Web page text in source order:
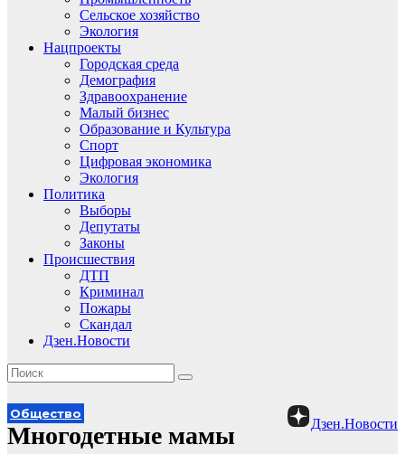
Сельское хозяйство
Экология
Нацпроекты
Городская среда
Демография
Здравоохранение
Малый бизнес
Образование и Культура
Спорт
Цифровая экономика
Экология
Политика
Выборы
Депутаты
Законы
Происшествия
ДТП
Криминал
Пожары
Скандал
Дзен.Новости
Дзен.Новости
Общество
Многодетные мамы